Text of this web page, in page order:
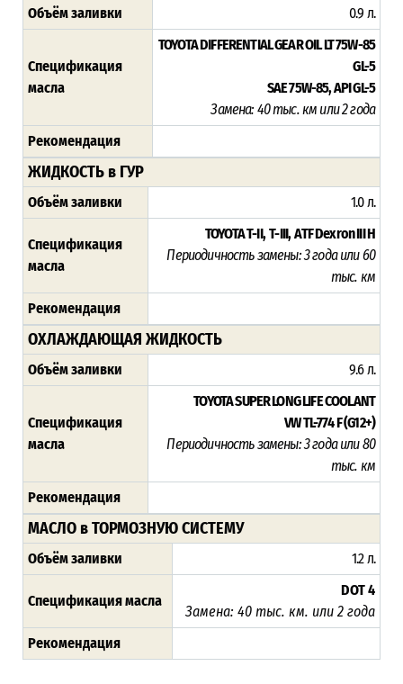
Объём заливки 0.9 л.
Спецификация
масла
TOYOTA DIFFERENTIAL GEAR OIL LT 75W-85
GL-5
SAE 75W-85, API GL-5
Замена: 40 тыс. км или 2 года
Рекомендация
ЖИДКОСТЬ в ГУР
Объём заливки 1.0 л.
Спецификация
масла
TOYOTA T-II,T-III, ATF Dexron III H
Периодичность замены: 3 года или 60
тыс. км
Рекомендация
ОХЛАЖДАЮЩАЯ ЖИДКОСТЬ
Объём заливки 9.6 л.
Спецификация
масла
TOYOTA SUPER LONG LIFE COOLANT
VW TL-774 F (G12+)
Периодичность замены: 3 года или 80
тыс. км
Рекомендация
МАСЛО в ТОРМОЗНУЮ СИСТЕМУ
Объём заливки 1.2 л.
Спецификация масла
DOT 4
Замена: 40 тыс. км. или 2 года
Рекомендация